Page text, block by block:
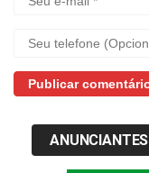
ANUNCIANTES